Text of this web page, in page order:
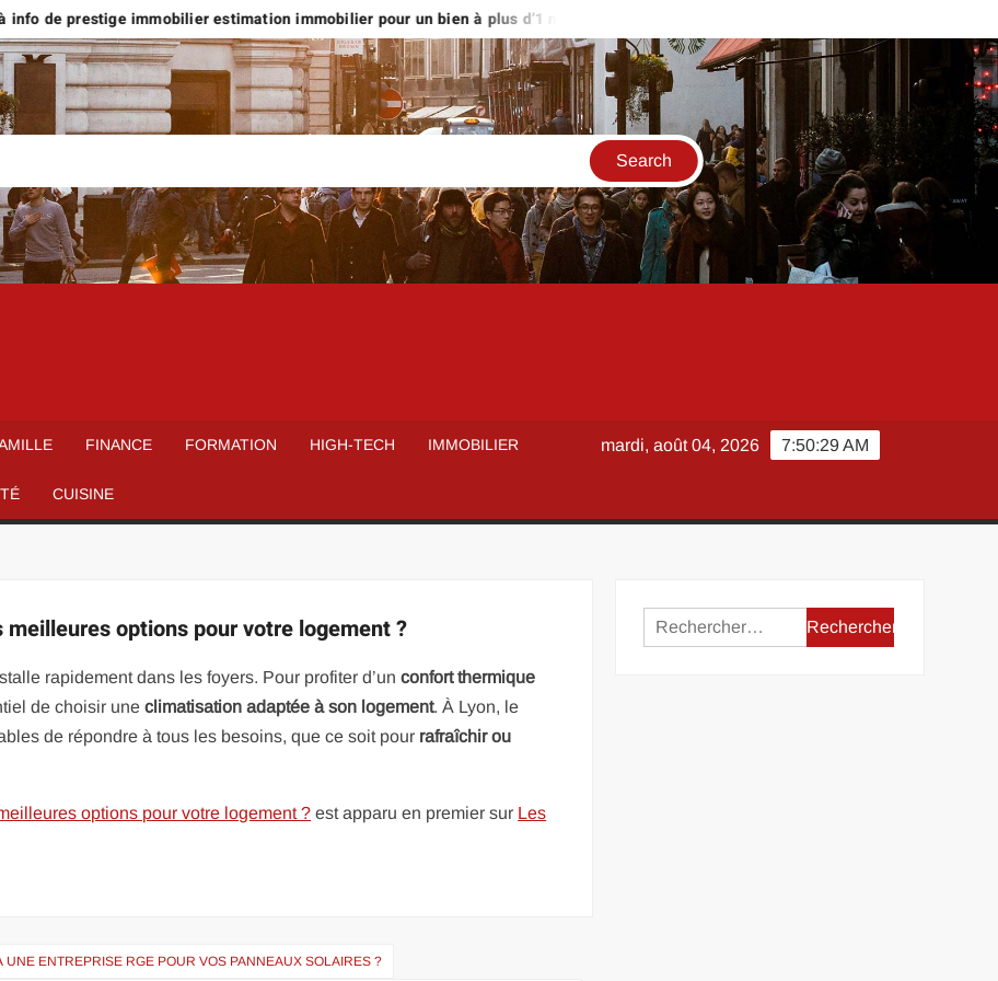
de prestige immobilier estimation immobilier pour un bien à plus d’1 million d’euros ?
FINANCE FORMATION HIGH-TECH IMMOBILIER
CUISINE
7:50:29 AM
mardi, août 04, 2026
options pour votre logement ?
rapidement dans les foyers. Pour profiter d’unconfort thermique
de choisir uneclimatisation adaptée à son logement. À Lyon, le
de répondre à tous les besoins, que ce soit pour rafraîchir ou
options pour votre logement ? est apparu en premier sur Les
ENTREPRISE RGE POUR VOS PANNEAUX SOLAIRES ?
Rechercher :